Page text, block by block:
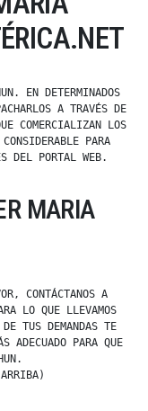
EN DETERMINADOS
A TRAVÉS DE
COMERCIALIZAN LOS
CONSIDERABLE PARA
DEL PORTAL WEB.
MARIA
CONTÁCTANOS A
LO QUE LLEVAMOS
DE TUS DEMANDAS TE
ADECUADO PARA QUE